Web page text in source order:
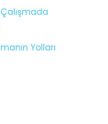
Yolları